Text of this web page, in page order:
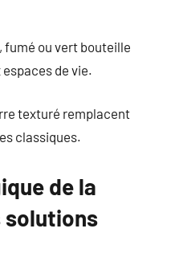
fumé ou vert bouteille
de vie.
texturé remplacent
classiques.
de la